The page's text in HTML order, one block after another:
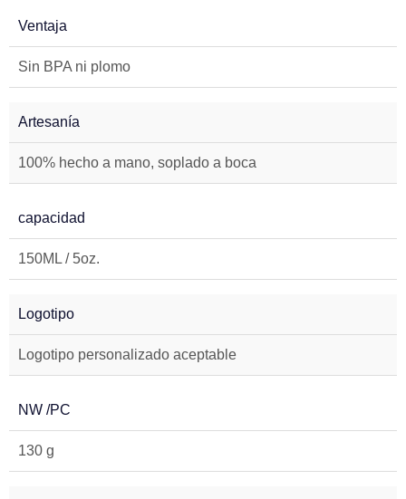
Ventaja
Sin BPA ni plomo
Artesanía
100% hecho a mano, soplado a boca
capacidad
150ML / 5oz.
Logotipo
Logotipo personalizado aceptable
NW /PC
130 g